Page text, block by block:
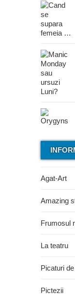
Agat-Art
Amazing
Frumosul
La teatru
Picaturi
Pictezii